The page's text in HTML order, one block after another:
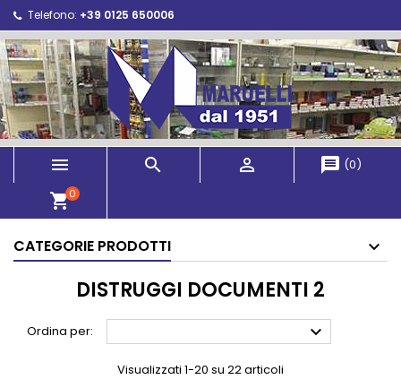
Telefono: +39 0125 650006
   message (0)
shopping_cart0
CATEGORIE PRODOTTI
DISTRUGGI DOCUMENTI 2
Ordina per: 
Visualizzati 1-20 su 22 articoli